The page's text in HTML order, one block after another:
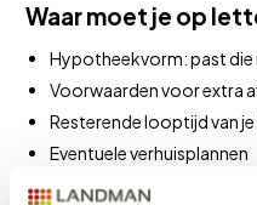
Waar moet je op
Hypotheekvorm: past die
Voorwaarden voor extra
Resterende looptijd van
Eventuele verhuisplannen
Fiscale gevolgen